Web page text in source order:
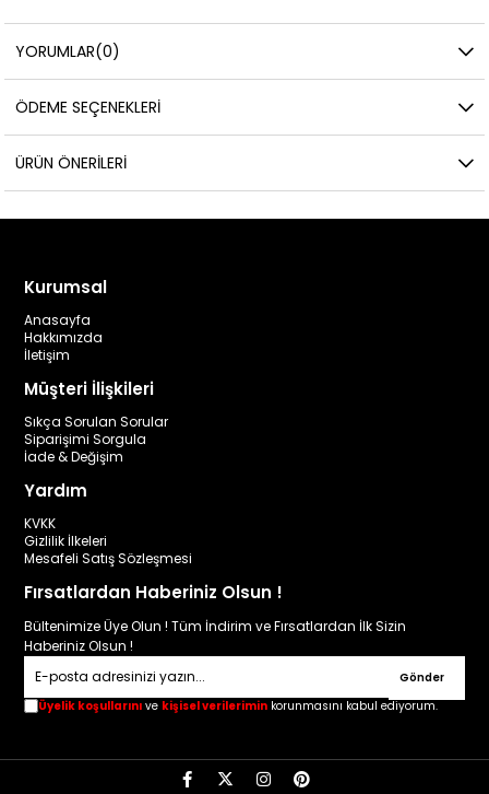
YORUMLAR(0)
ÖDEME SEÇENEKLERI
ÜRÜN ÖNERILERI
Kurumsal
Anasayfa
Hakkımızda
İletişim
Müşteri İlişkileri
Sıkça Sorulan Sorular
Siparişimi Sorgula
İade & Değişim
Yardım
KVKK
Gizlilik İlkeleri
Mesafeli Satış Sözleşmesi
Fırsatlardan Haberiniz Olsun !
Bültenimize Üye Olun ! Tüm İndirim ve Fırsatlardan İlk Sizin
Haberiniz Olsun !
Gönder
Üyelik koşullarını ve kişisel verilerimin korunmasını kabul ediyorum.